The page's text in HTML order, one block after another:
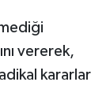
vererek,
kararlar